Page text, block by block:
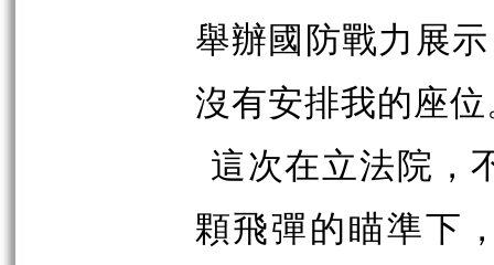
舉辦國防戰力展
沒有安排我的座
這次在立法院，
顆飛彈的瞄準下